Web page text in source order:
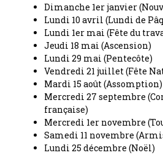
Dimanche 1er janvier
Lundi 10 avril (Lundi de
Lundi 1er mai (Fête du
Jeudi 18 mai (Ascension)
Lundi 29 mai (Pentecôte)
Vendredi 21 juillet (Fête
Mardi 15 août (Assomption)
Mercredi 27 septembre
française)
Mercredi 1er novembre
Samedi 11 novembre
Lundi 25 décembre (Noël)